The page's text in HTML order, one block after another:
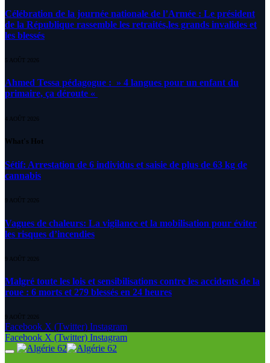
Célébration de la journée nationale de l’Armée : Le président
de la République rassemble les retraités,les grands invalides et
les blessés
5 AOÛT 2026
Ahmed Tessa pédagogue : » 4 langues pour un enfant du
primaire, ça déroute «
4 AOÛT 2026
What's Hot
Sétif: Arrestation de 6 individus et saisie de plus de 63 kg de
cannabis
9 AOÛT 2026
Vagues de chaleurs: La vigilance et la mobilisation pour éviter
les risques d’incendies
9 AOÛT 2026
Malgré toute les lois et sensibilisations contre les accidents de la
roue : 6 morts et 279 blessés en 24 heures
9 AOÛT 2026
Facebook X (Twitter) Instagram
Facebook X (Twitter) Instagram